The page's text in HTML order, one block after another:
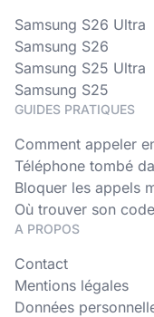
Samsung S26 Ultra
Samsung S26
Samsung S25 Ultra
Samsung S25
GUIDES PRATIQUES
Comment appeler
Téléphone tombé
Bloquer les appels
Où trouver son
A PROPOS
Contact
Mentions légales
Données